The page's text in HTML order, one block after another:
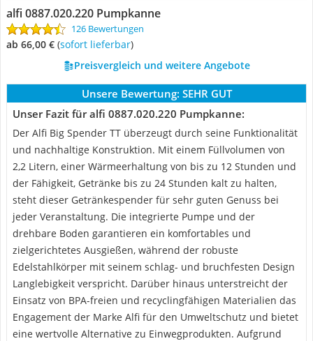
alfi 0887.020.220 Pumpkanne
126 Bewertungen
ab 66,00 € ( Sofort lieferbar)
Preisvergleich und weitere Angebote
Unsere Bewertung: SEHR GUT
Unser Fazit für alfi 0887.020.220 Pumpkanne:
Der Alfi Big Spender TT überzeugt durch seine Funktionalität
und nachhaltige Konstruktion. Mit einem Füllvolumen von
2,2 Litern, einer Wärmeerhaltung von bis zu 12 Stunden und
der Fähigkeit, Getränke bis zu 24 Stunden kalt zu halten,
steht dieser Getränkespender für sehr guten Genuss bei
jeder Veranstaltung. Die integrierte Pumpe und der
drehbare Boden garantieren ein komfortables und
zielgerichtetes Ausgießen, während der robuste
Edelstahlkörper mit seinem schlag- und bruchfesten Design
Langlebigkeit verspricht. Darüber hinaus unterstreicht der
Einsatz von BPA-freien und recyclingfähigen Materialien das
Engagement der Marke Alfi für den Umweltschutz und bietet
eine wertvolle Alternative zu Einwegprodukten. Aufgrund